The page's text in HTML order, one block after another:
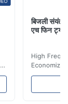
बिजली संयंत्र
एच फिन ट्यूब
High
Product
industrial